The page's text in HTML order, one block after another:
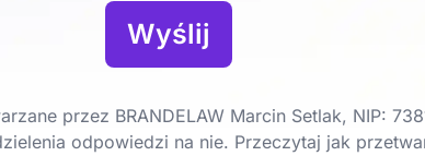
Wyślij
przez BRANDELAW Marcin Setlak, NIP:
odpowiedzi na nie. Przeczytaj jak